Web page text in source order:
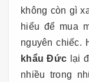
không còn gì
hiểu để mua
nguyên chiếc.
khẩu Đức lại
nhiều trong